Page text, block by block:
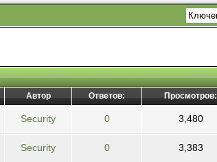
Автор Ответов: Просмотров:
Security 0 3,480
Security 0 3,383